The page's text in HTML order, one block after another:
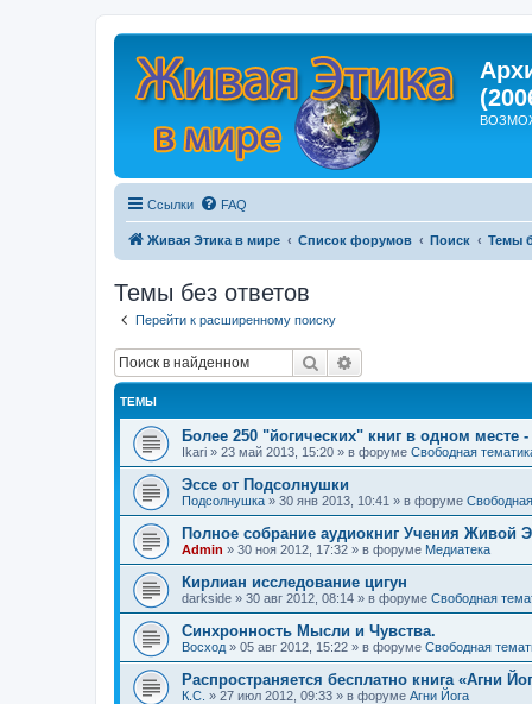
Ссылки FAQ
Живая Этика в мире Список форумов Поиск Темы
Темы без ответов
Перейти к расширенному поиску
Поиск
ТЕМЫ
Более 250 "йогических" книг в одном месте -
Ikari » 23 май 2013, 15:20 » в форуме Свободная
Эссе от Подсолнушки
Подсолнушка » 30 янв 2013, 10:41 » в форуме
Полное собрание аудиокниг Учения Живой
Admin » 30 ноя 2012, 17:32 » в форуме Медиатека
Кирлиан исследование цигун
darkside » 30 авг 2012, 08:14 » в форуме Свободная
Синхронность Мысли и Чувства.
Восход » 05 авг 2012, 15:22 » в форуме Свободная
Распространяется бесплатно книга «Агни
К.С. » 27 июл 2012, 09:33 » в форуме Агни Йога